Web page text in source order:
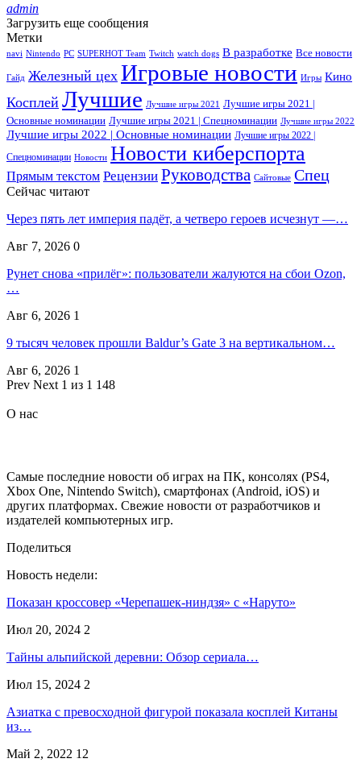
admin
Загрузить еще сообщения
Метки
navi Nintendo PC SUPERHOT Team Twitch watch dogs В разработке Все новости
Гайд Железный цех Игровые новости Игры Кино
Косплей Лучшие Лучшие игры 2021
Лучшие игры 2021 |
Основные номинации Лучшие игры 2021 | Спецноминации Лучшие игры 2022
Лучшие игры 2022 | Основные номинации Лучшие игры 2022 |
Спецноминации Новости Новости киберспорта
Прямым текстом Рецензии Руководства Сайтовые Спец
Сейчас читают
Через пять лет империя падёт, а четверо героев исчезнут —…
Авг 7, 2026 0
Рунет снова «прилёг»: пользователи жалуются на сбои Ozon,
…
Авг 6, 2026 1
9 тысяч человек прошли Baldur’s Gate 3 на вертикальном…
Авг 6, 2026 1
Prev Next 1 из 1 148
О нас
Самые последние новости об играх на ПК, консолях (PS4,
Xbox One, Nintendo Switch), смартфонах (Android, iOS) и
других платформах. Свежие новости от разработчиков и
издателей компьютерных игр.
Поделиться
Новость недели:
Показан кроссовер «Черепашек-ниндзя» с «Наруто»
Июл 20, 2024 2
Тайны альпийской деревни: Обзор сериала…
Июл 15, 2024 2
Азиатка с превосходной фигурой показала косплей Китаны
из…
Май 2, 2022 12